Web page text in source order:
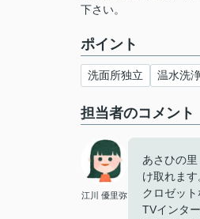
下さい。
ポイント
洗面所独立 温水洗
担当者のコメント
江川 優里弥
あさひの
け取れま
クロゼッ
TVインタ